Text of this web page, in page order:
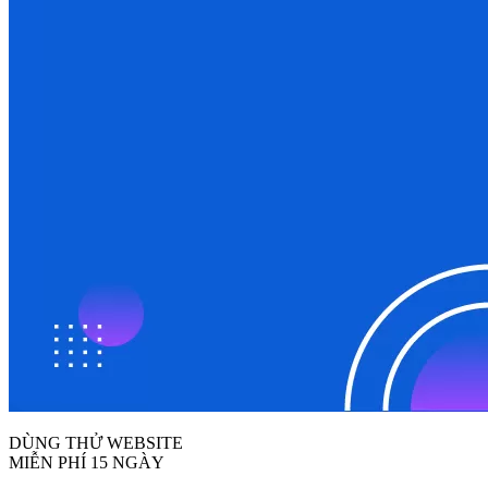
DÙNG THỬ WEBSITE
MIỄN PHÍ 15 NGÀY